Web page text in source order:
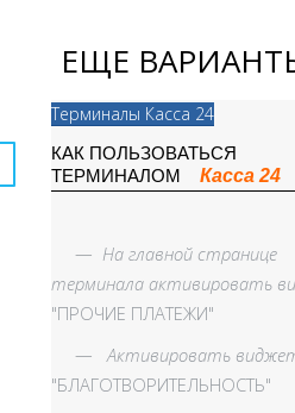
ЕЩЕ
Терминалы Касса 24
КАК ПОЛЬЗОВАТЬСЯ
ТЕРМИНАЛОМ Касса 24
— На главной странице
терминала активировать
"ПРОЧИЕ ПЛАТЕЖИ"
— Активировать
"БЛАГОТВОРИТЕЛЬНОСТЬ"